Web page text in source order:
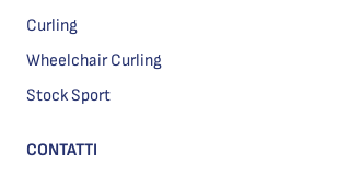
Curling
Wheelchair Curling
Stock Sport
CONTATTI